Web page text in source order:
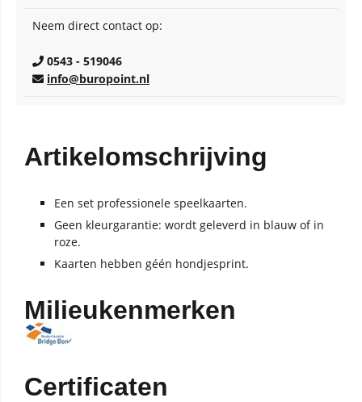
Neem direct contact op:
0543 - 519046
info@buropoint.nl
Artikelomschrijving
Een set professionele speelkaarten.
Geen kleurgarantie: wordt geleverd in blauw of in
roze.
Kaarten hebben géén hondjesprint.
Milieukenmerken
Certificaten